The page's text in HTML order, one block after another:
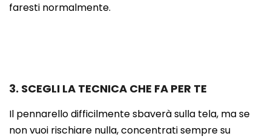
faresti normalmente.
3. SCEGLI LA TECNICA CHE FA PER TE
Il pennarello difficilmente sbaverà sulla tela, ma se
non vuoi rischiare nulla, concentrati sempre su